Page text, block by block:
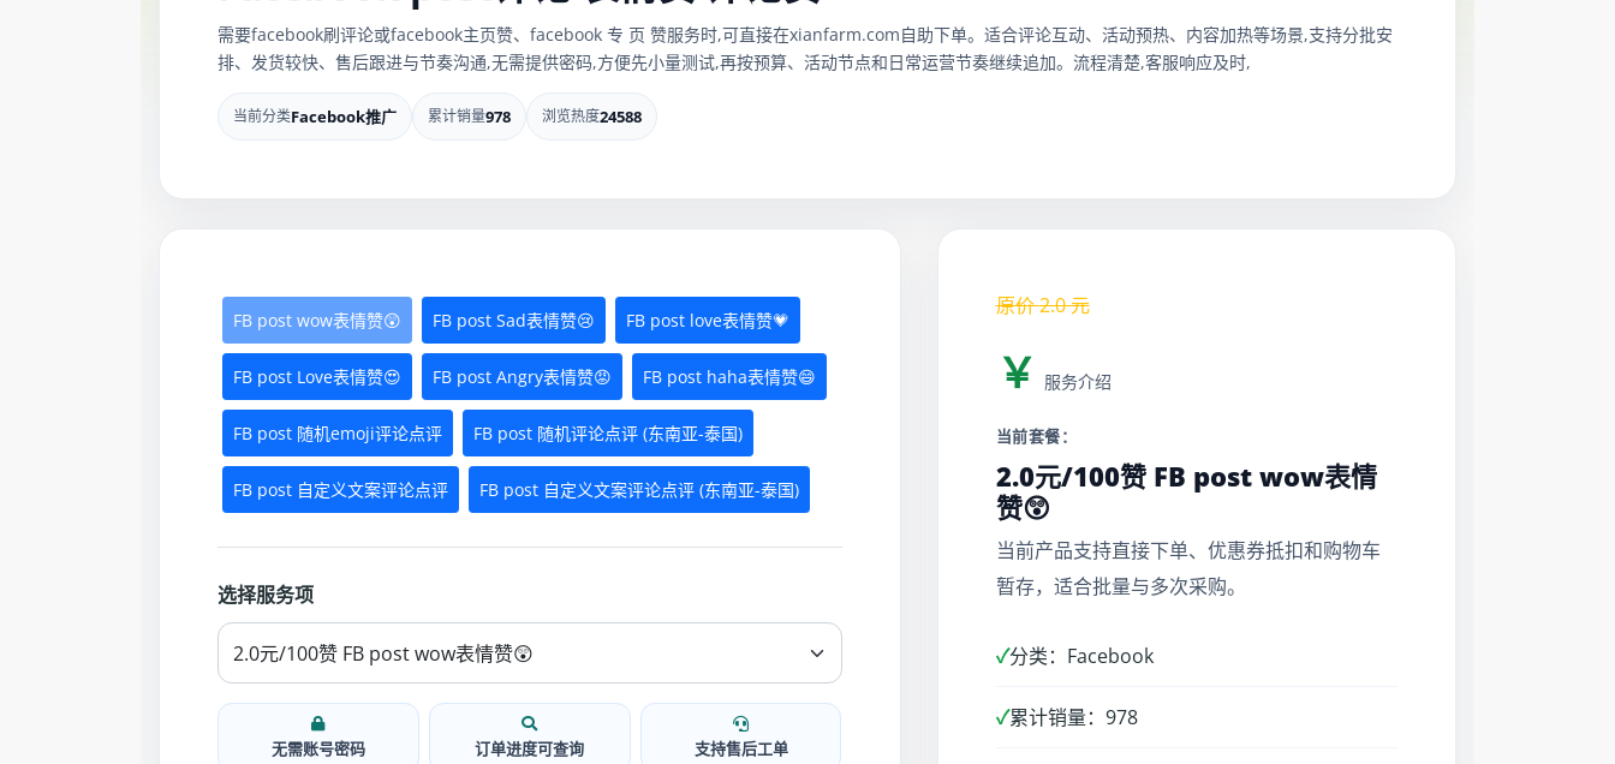
需要facebook刷评论或facebook主页赞、facebook 专 页 赞服务时,可直接在xianfarm.com自助下单。适合评论互动、活动预热、内容加热等场景,支持分批安
排、发货较快、售后跟进与节奏沟通,无需提供密码,方便先小量测试,再按预算、活动节点和日常运营节奏继续追加。流程清楚,客服响应及时,
当前分类Facebook推广 累计销量978 浏览热度24588
FB post wow表情赞😲 FB post Sad表情赞😢 FB post love表情赞💗
FB post Love表情赞😍 FB post Angry表情赞😡 FB post haha表情赞😄
FB post 随机emoji评论点评 FB post 随机评论点评 (东南亚-泰国)
FB post 自定义文案评论点评 FB post 自定义文案评论点评 (东南亚-泰国)
选择服务项
无需账号密码 订单进度可查询 支持售后工单
原价2.0元
￥ 服务介绍
当前套餐：
2.0元/100赞 FB post wow表情
赞😲
当前产品支持直接下单、优惠券抵扣和购物车
暂存，适合批量与多次采购。
✓分类：Facebook
✓累计销量：978